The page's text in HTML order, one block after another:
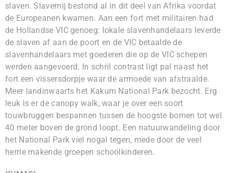
slaven. Slavernij bestond al in dit deel van Afrika voordat
de Europeanen kwamen. Aan een fort met militairen had
de Hollandse VIC genoeg: lokale slavenhandelaars leverde
de slaven af aan de poort en de VIC betaalde de
slavenhandelaars met goederen die op de VIC schepen
werden aangevoerd. In schril contrast ligt pal naast het
fort een vissersdorpje waar de armoede van afstraalde.
Meer landinwaarts het Kakum National Park bezocht. Erg
leuk is er de canopy walk, waar je over een soort
touwbruggen bespannen tussen de hoogste bomen tot wel
40 meter boven de grond loopt. Een natuurwandeling door
het National Park viel nogal tegen, mede door de veel
herrie makende groepen schoolkinderen.